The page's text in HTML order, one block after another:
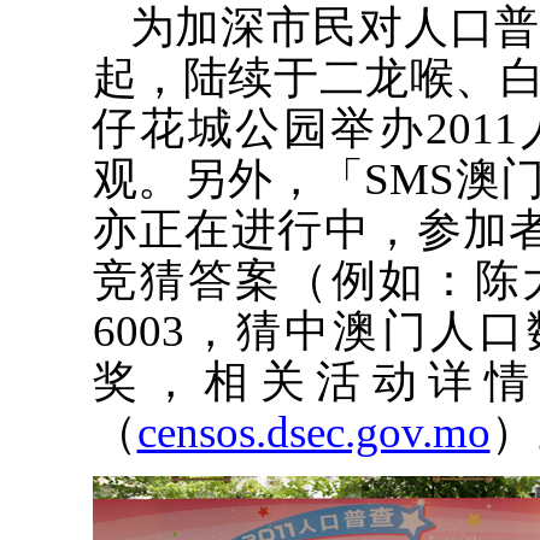
为加深市民对人口
起，陆续于二龙喉、
仔花城公园举办
观。另外，「SMS澳
亦正在进行中，参加
竞猜答案（例如：陈
6003，猜中澳门人
奖，相关活动详
（censos.dsec.gov.mo